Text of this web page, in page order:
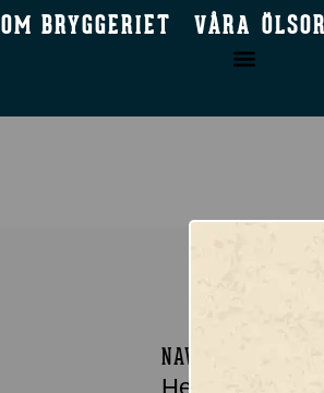
OM BRYGGERIET VÅRA
NAVIGERA DIG
Hem